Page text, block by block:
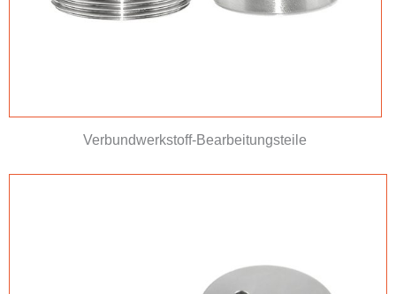
Verbundwerkstoff-Bearbeitungsteile